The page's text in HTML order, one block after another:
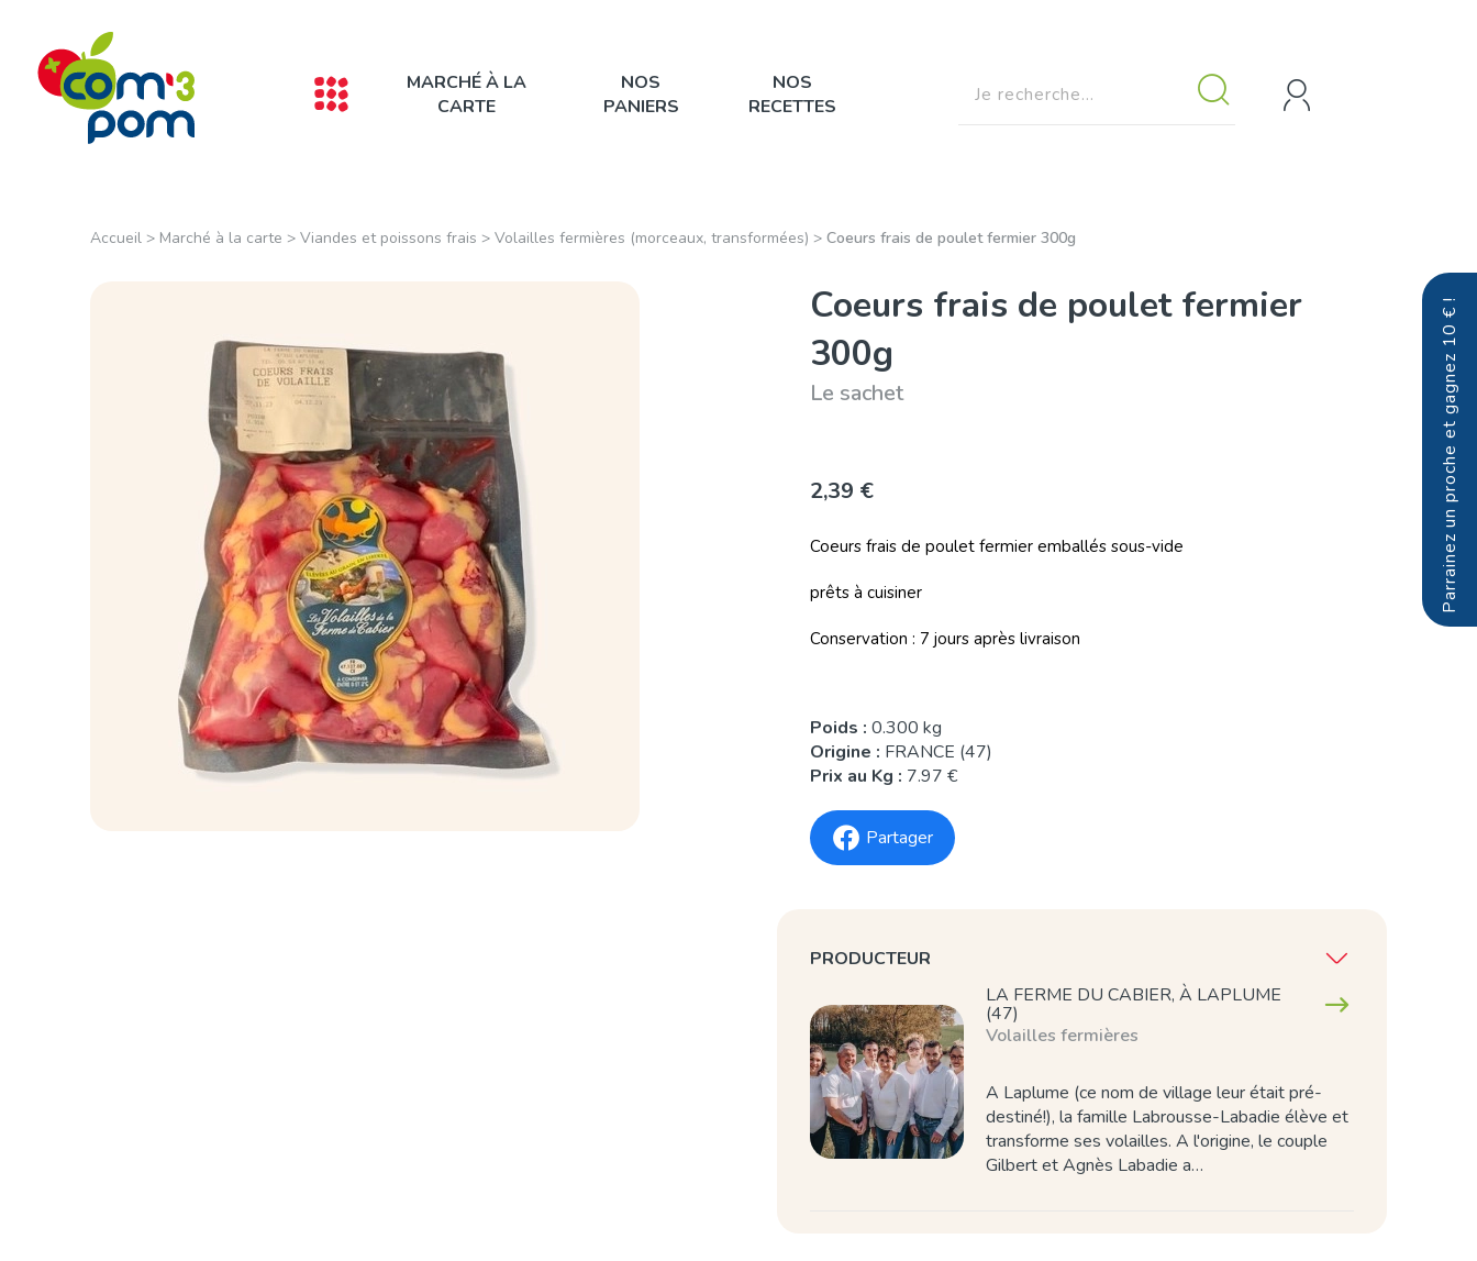
MARCHÉ À LA
CARTE
NOS
PANIERS
NOS
RECETTES
Parrainez un proche et gagnez 10 € !
Accueil > Marché à la carte > Viandes et poissons frais > Volailles fermières (morceaux, transformées) > Coeurs frais de poulet fermier 300g
Coeurs frais de poulet fermier
300g
Le sachet
2,39 €
Coeurs frais de poulet fermier emballés sous-vide
prêts à cuisiner
Conservation : 7 jours après livraison
Poids : 0.300 kg
Origine : FRANCE (47)
Prix au Kg : 7.97 €
Partager
PRODUCTEUR
LA FERME DU CABIER, À LAPLUME
(47)
Volailles fermières
A Laplume (ce nom de village leur était pré-
destiné!), la famille Labrousse-Labadie élève et
transforme ses volailles. A l'origine, le couple
Gilbert et Agnès Labadie a…